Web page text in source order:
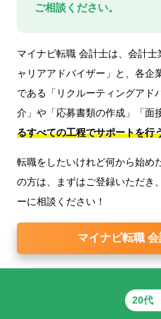
ご相談ください。
マイナビ転職 会計士は、会計
ャリアアドバイザー」と、各企
である「リクルーティングアド
介」や「応募書類の作成」「面
るすべての工程でサポートを行
転職をしたいけれど何から始め
の方は、まずはご登録いただき
ーに相談ください！
マイナビ転職
20代